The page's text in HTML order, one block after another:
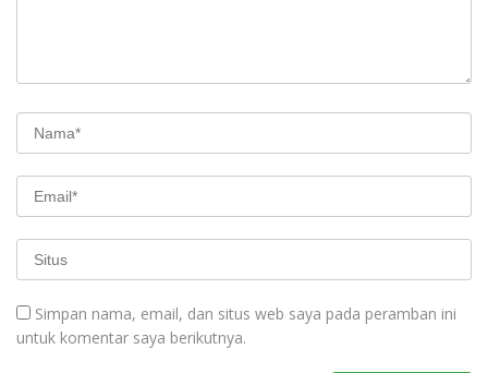
Simpan nama, email, dan situs web saya pada peramban ini
untuk komentar saya berikutnya.